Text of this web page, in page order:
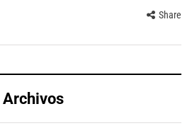
Share
Archivos